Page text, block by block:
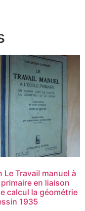
Le Travail manuel à
en liaison
calcul la géométrie
1935